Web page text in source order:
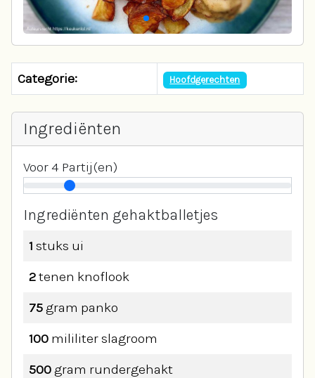
Categorie: Hoofdgerechten
Ingrediënten
Voor4 Partij(en)
Ingrediënten gehaktballetjes
1 stuks ui
2tenen knoflook
75 gram panko
100 mililiterslagroom
500 gram rundergehakt